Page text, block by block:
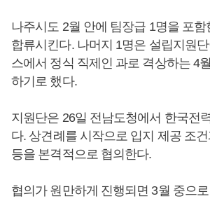
나주시도 2월 안에 팀장급 1명을 포함
합류시킨다. 나머지 1명은 설립지원
스에서 정식 직제인 과로 격상하는 4
하기로 했다.
지원단은 26일 전남도청에서 한국전
다. 상견례를 시작으로 입지 제공 조
등을 본격적으로 협의한다.
협의가 원만하게 진행되면 3월 중으